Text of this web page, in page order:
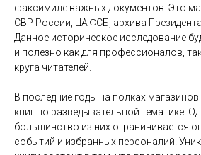
факсимиле важных документов. Это
СВР России, ЦА ФСБ, архива
Данное историческое исследование
и полезно как для профессионалов,
круга читателей.
В последние годы на полках
книг по разведывательной тематике.
большинство из них ограничивается
событий и избранных персоналий.